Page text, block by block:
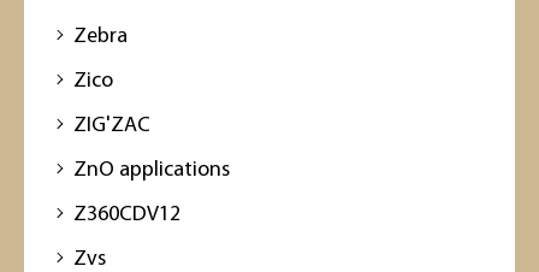
Zebra
Zico
ZIG'ZAC
ZnO applications
Z360CDV12
Zvs